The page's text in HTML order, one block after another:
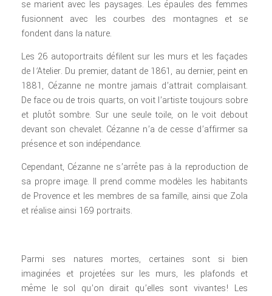
se marient avec les paysages. Les épaules des femmes
fusionnent avec les courbes des montagnes et se
fondent dans la nature.
Les 26 autoportraits défilent sur les murs et les façades
de l‘Atelier. Du premier, datant de 1861, au dernier, peint en
1881, Cézanne ne montre jamais d’attrait complaisant.
De face ou de trois quarts, on voit l’artiste toujours sobre
et plutôt sombre. Sur une seule toile, on le voit debout
devant son chevalet. Cézanne n’a de cesse d’affirmer sa
présence et son indépendance.
Cependant, Cézanne ne s’arrête pas à la reproduction de
sa propre image. Il prend comme modèles les habitants
de Provence et les membres de sa famille, ainsi que Zola
et réalise ainsi 169 portraits.
Parmi ses natures mortes, certaines sont si bien
imaginées et projetées sur les murs, les plafonds et
même le sol qu’on dirait qu’elles sont vivantes! Les